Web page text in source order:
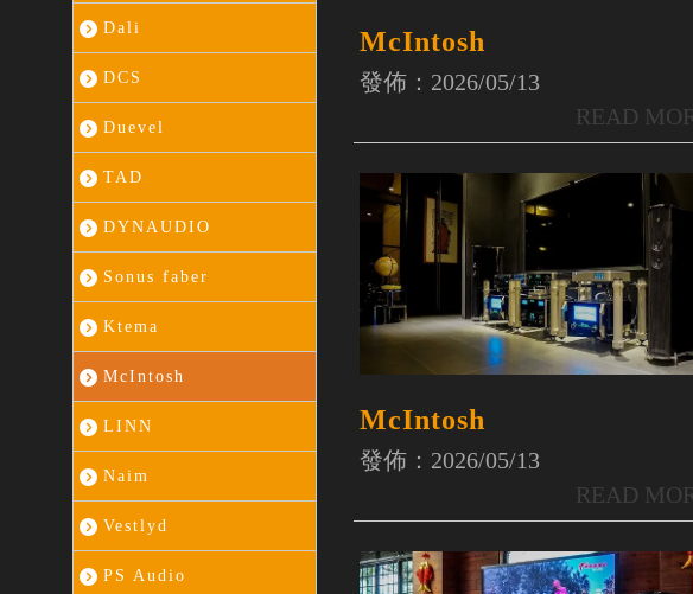
Dali
DCS
Duevel
TAD
DYNAUDIO
Sonus faber
Ktema
McIntosh
LINN
Naim
Vestlyd
PS Audio
McIntosh
發佈：2026/05/13
McIntosh
發佈：2026/05/13